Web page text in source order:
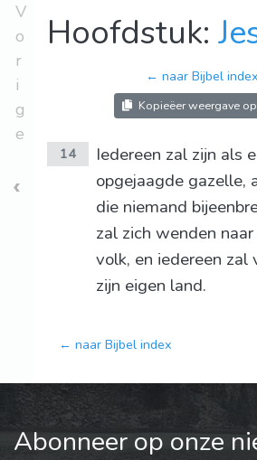
V
o
r
i
g
e
Hoofdstuk:
← naar Bijbel index
Kopieëer weergave
14
Iedereen zal zijn als
opgejaagde gazelle,
die niemand
zal zich wenden
volk, en iedereen zal
zijn eigen land.
← naar Bijbel index
Abonneer op onze